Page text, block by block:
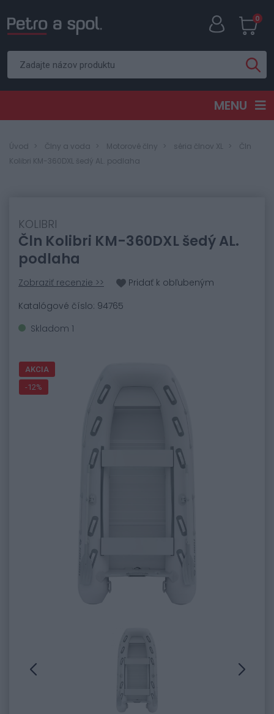
0
MENU
Úvod Člny a voda Motorové člny séria člnov XL
Čln
Kolibri KM-360DXL šedý AL. podlaha
KOLIBRI
Čln Kolibri KM-360DXL šedý AL.
podlaha
Zobraziť recenzie >>
Pridať k obľubeným
Katalógové číslo: 94765
Skladom 1
AKCIA
-12%